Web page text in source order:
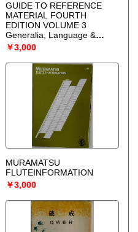
GUIDE TO REFERENCE
MATERIAL FOURTH
EDITION VOLUME 3
Generalia, Language &
Literature, The Arts
￥3,000
MURAMATSU
FLUTEINFORMATION
￥3,000